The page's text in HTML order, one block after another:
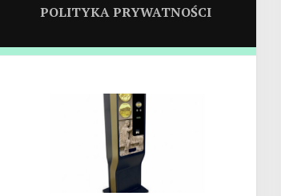
POLITYKA PRYWATNOŚCI